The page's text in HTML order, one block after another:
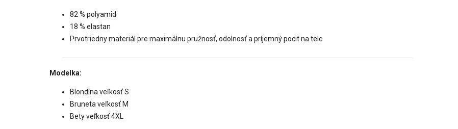
82 % polyamid
18 % elastan
Prvotriedny materiál pre maximálnu pružnosť, odolnosť a príjemný pocit na tele
Modelka:
Blondína veľkosť S
Bruneta veľkosť M
Bety veľkosť 4XL